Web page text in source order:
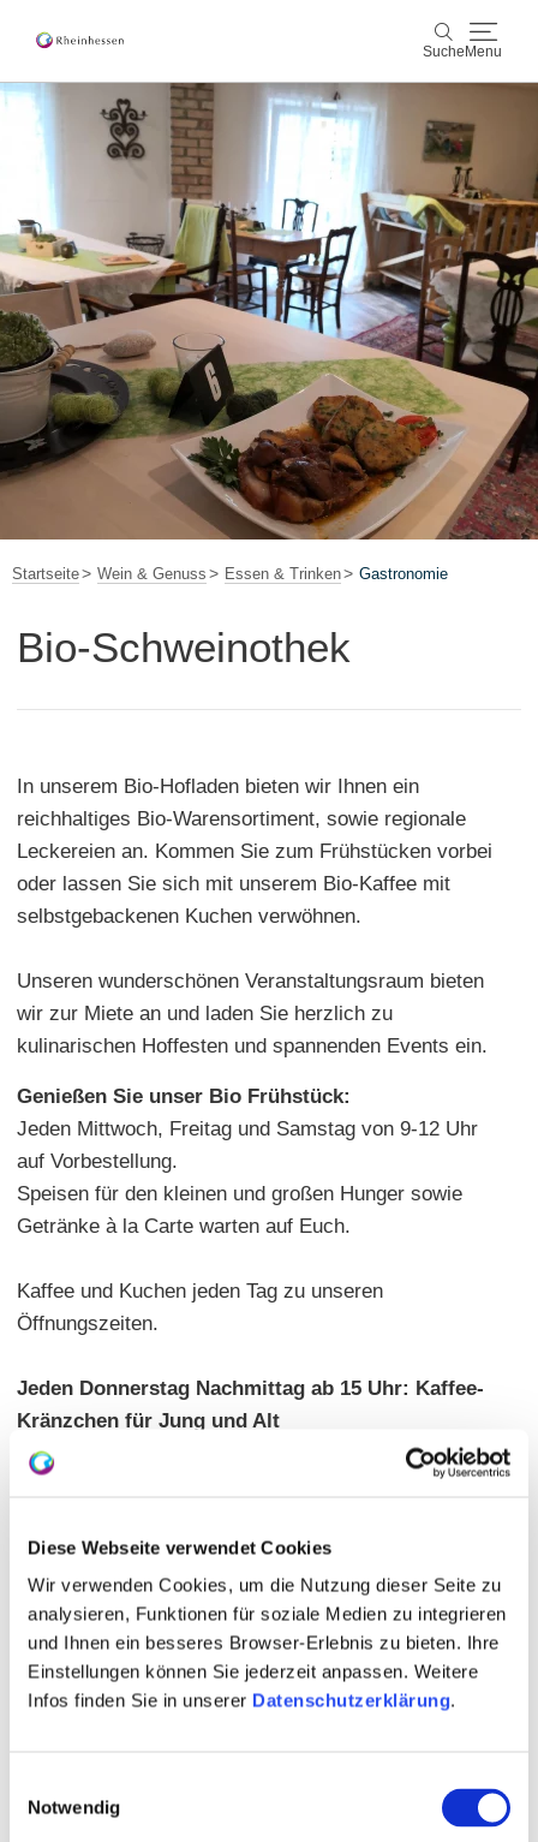
Diese Webseite verwendet Cookies
Wir verwenden Cookies, um die Nutzung dieser Seite zu
analysieren, Funktionen für soziale Medien zu integrieren
und Ihnen ein besseres Browser-Erlebnis zu bieten. Ihre
Einstellungen können Sie jederzeit anpassen. Weitere
Infos finden Sie in unserer Datenschutzerklärung.
Notwendig
Suche Menu
Wein & Genuss
Aktiv & Natur
Kultur & Städte
Veranstaltungen
Buchung & Service
ShopRheinhessen-Blog Karte
Startseite Wein & Genuss Essen & Trinken Gastronomie
Bio-Schweinothek
In unserem Bio-Hofladen bieten wir Ihnen ein
reichhaltiges Bio-Warensortiment, sowie regionale
Leckereien an. Kommen Sie zum Frühstücken vorbei
oder lassen Sie sich mit unserem Bio-Kaffee mit
selbstgebackenen Kuchen verwöhnen.
Unseren wunderschönen Veranstaltungsraum bieten
wir zur Miete an und laden Sie herzlich zu
kulinarischen Hoffesten und spannenden Events ein.
Genießen Sie unser Bio Frühstück:
Jeden Mittwoch, Freitag und Samstag von 9-12 Uhr
auf Vorbestellung.
Speisen für den kleinen und großen Hunger sowie
Getränke à la Carte warten auf Euch.
Kaffee und Kuchen jeden Tag zu unseren
Öffnungszeiten.
Jeden Donnerstag Nachmittag ab 15 Uhr: Kaffee-
Kränzchen für Jung und Alt
Wir möchten euch einen Ort zum Kennenlernen und
Austauschen anbieten. (Alter von 0-102 Jahre).
euch miteinander. Kaffee und großes Kuchenangebot
gibt es bei uns im Hofladen.
Unsere Räumlichkeiten und Toiletten sind barrierefrei!